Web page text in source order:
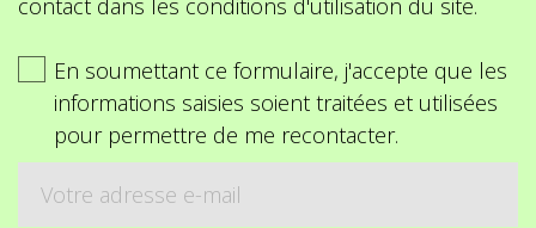
contact dans les conditions d'utilisation du site.
En soumettant ce formulaire, j'accepte que les
informations saisies soient traitées et utilisées
pour permettre de me recontacter.